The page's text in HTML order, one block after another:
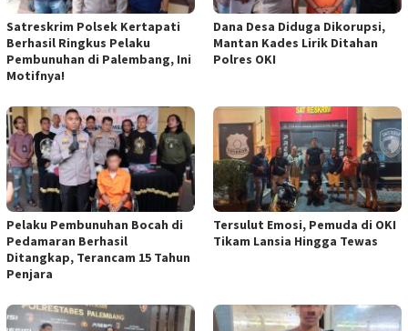
Satreskrim Polsek Kertapati
Berhasil Ringkus Pelaku
Pembunuhan di Palembang, Ini
Motifnya!
Dana Desa Diduga Dikorupsi,
Mantan Kades Lirik Ditahan
Polres OKI
Pelaku Pembunuhan Bocah di
Pedamaran Berhasil
Ditangkap, Terancam 15 Tahun
Penjara
Tersulut Emosi, Pemuda di OKI
Tikam Lansia Hingga Tewas